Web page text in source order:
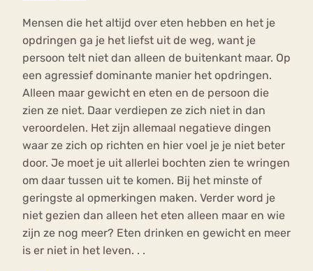
Mensen die het altijd over eten hebben en het je
opdringen ga je het liefst uit de weg, want je
persoon telt niet dan alleen de buitenkant maar. Op
een agressief dominante manier het opdringen.
Alleen maar gewicht en eten en de persoon die
zien ze niet. Daar verdiepen ze zich niet in dan
veroordelen. Het zijn allemaal negatieve dingen
waar ze zich op richten en hier voel je je niet beter
door. Je moet je uit allerlei bochten zien te wringen
om daar tussen uit te komen. Bij het minste of
geringste al opmerkingen maken. Verder word je
niet gezien dan alleen het eten alleen maar en wie
zijn ze nog meer? Eten drinken en gewicht en meer
is er niet in het leven. . .